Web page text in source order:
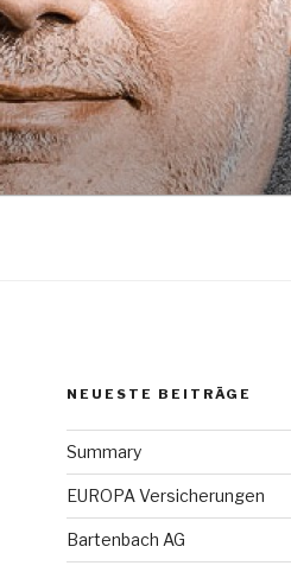
NEUESTE BEITRÄGE
Summary
EUROPA Versicherungen
Bartenbach AG